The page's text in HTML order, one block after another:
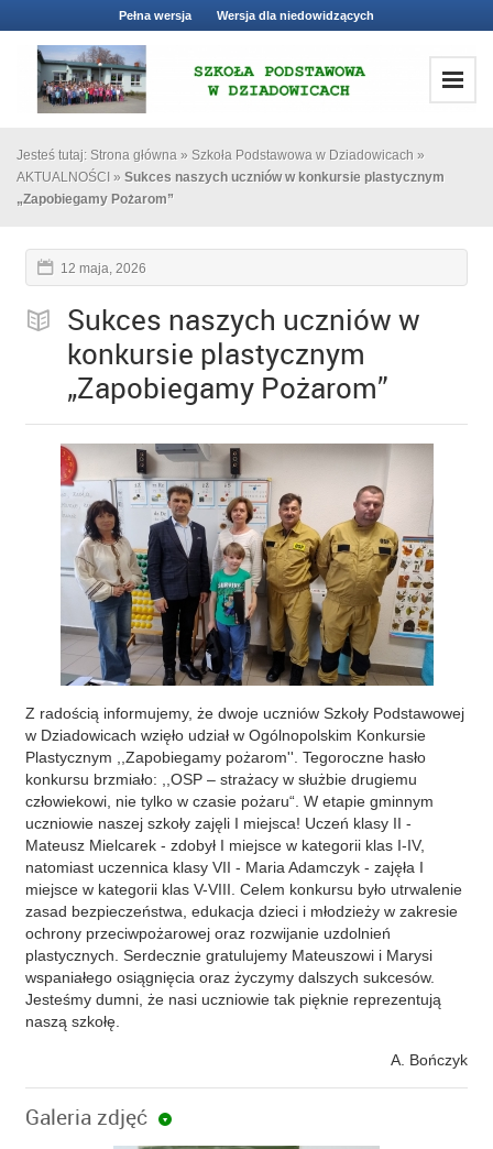
Pełna wersja Wersja dla niedowidzących
Jesteś tutaj: Strona główna » Szkoła Podstawowa w Dziadowicach »
AKTUALNOŚCI » Sukces naszych uczniów w konkursie plastycznym
„Zapobiegamy Pożarom”
12 maja, 2026
Sukces naszych uczniów w
konkursie plastycznym
„Zapobiegamy Pożarom”
Z radością informujemy, że dwoje uczniów Szkoły Podstawowej
w Dziadowicach wzięło udział w Ogólnopolskim Konkursie
Plastycznym ,,Zapobiegamy pożarom''. Tegoroczne hasło
konkursu brzmiało: ,,OSP – strażacy w służbie drugiemu
człowiekowi, nie tylko w czasie pożaru“. W etapie gminnym
uczniowie naszej szkoły zajęli I miejsca! Uczeń klasy II -
Mateusz Mielcarek - zdobył I miejsce w kategorii klas I-IV,
natomiast uczennica klasy VII - Maria Adamczyk - zajęła I
miejsce w kategorii klas V-VIII. Celem konkursu było utrwalenie
zasad bezpieczeństwa, edukacja dzieci i młodzieży w zakresie
ochrony przeciwpożarowej oraz rozwijanie uzdolnień
plastycznych. Serdecznie gratulujemy Mateuszowi i Marysi
wspaniałego osiągnięcia oraz życzymy dalszych sukcesów.
Jesteśmy dumni, że nasi uczniowie tak pięknie reprezentują
naszą szkołę.
A. Bończyk
Galeria zdjęć